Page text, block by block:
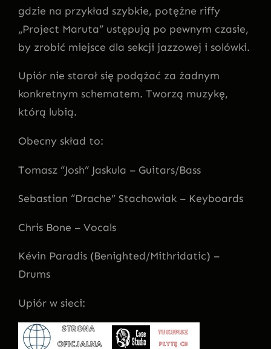
gdzie na przykład szybkie, potężne riffy
„Project Maruta” ustępują po pewnym czasie,
by zrobić miejsce dla sekcji jazzowej i solówki.
Upiór nie starał się podążać za żadnym
konkretnym schematem. Tworzą muzykę,
którą lubią.
Obecny skład to:
Tomasz “Josh” Jaskula – Guitars/Bass
Sebastian “Drache” Stachowiak – Keyboards
Chris Bone – Vocals
Kévin Paradis (Benighted/Mithridatic) –
Drums
Upiór w sieci: